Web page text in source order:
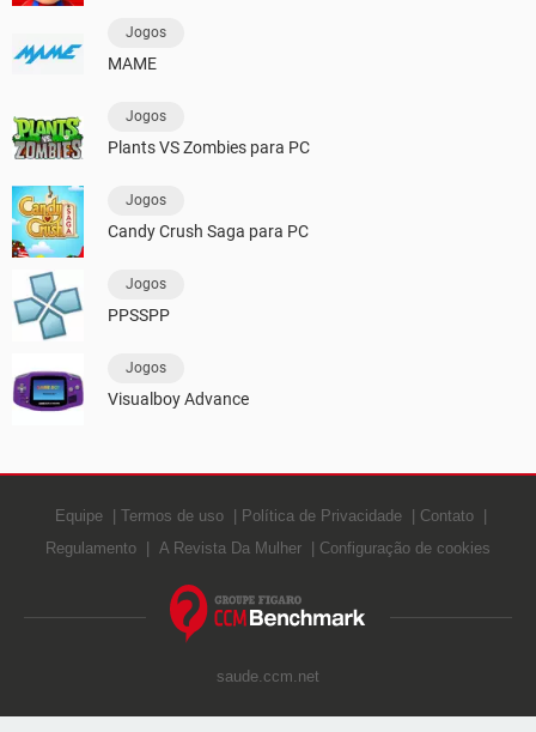
Jogos
MAME
Jogos
Plants VS Zombies para PC
Jogos
Candy Crush Saga para PC
Jogos
PPSSPP
Jogos
Visualboy Advance
Equipe Termos de uso Política de Privacidade
Contato
Regulamento
A Revista Da Mulher Configuração de cookies
saude.ccm.net